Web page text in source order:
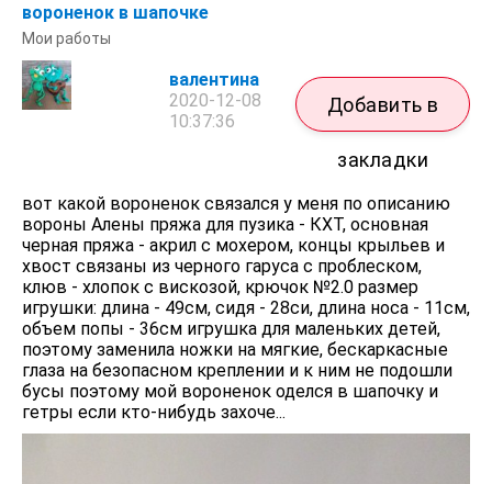
вороненок в шапочке
Мои работы
валентина
2020-12-08
10:37:36
Добавить в
закладки
вот какой вороненок связался у меня по описанию
вороны Алены пряжа для пузика - КХТ, основная
черная пряжа - акрил с мохером, концы крыльев и
хвост связаны из черного гаруса с проблеском,
клюв - хлопок с вискозой, крючок №2.0 размер
игрушки: длина - 49см, сидя - 28си, длина носа - 11см,
объем попы - 36см игрушка для маленьких детей,
поэтому заменила ножки на мягкие, бескаркасные
глаза на безопасном креплении и к ним не подошли
бусы поэтому мой вороненок оделся в шапочку и
гетры если кто-нибудь захоче...